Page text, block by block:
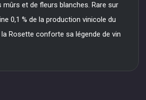
et de fleurs blanches. Rare sur
0,1 % de la production vinicole du
Rosette conforte sa légende de vin